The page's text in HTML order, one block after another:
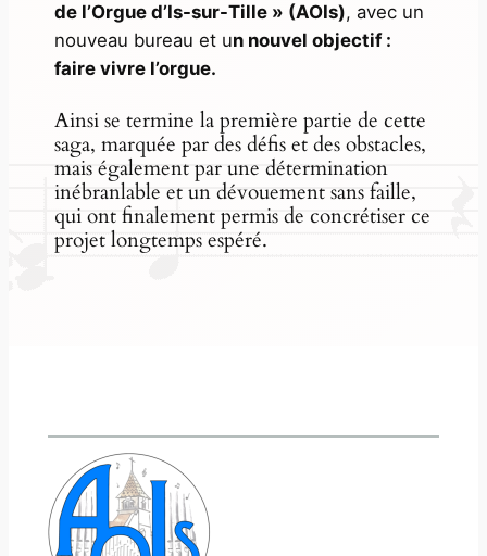
de l’Orgue d’Is-sur-Tille » (AOIs), avec un
nouveau bureau et un nouvel objectif :
faire vivre l’orgue.
Ainsi se termine la première partie de cette
saga, marquée par des défis et des obstacles,
mais également par une détermination
inébranlable et un dévouement sans faille,
qui ont finalement permis de concrétiser ce
projet longtemps espéré.